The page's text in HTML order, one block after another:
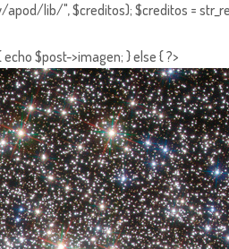
lib/", $creditos); $creditos =
$post->imagen; } else { ?>